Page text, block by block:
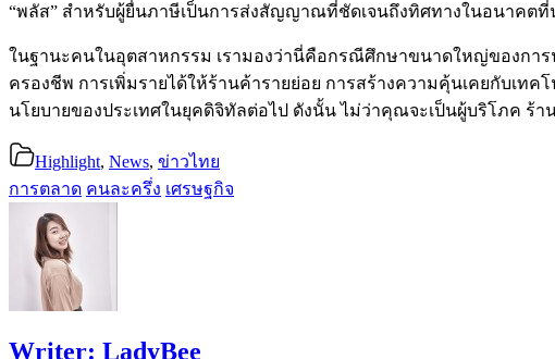
“พลัส” สำหรับผู้ยื่นภาษีเป็นการส่งสัญญาณที่ชัดเจนถึงทิศทางในอนาคตที่
ในฐานะคนในอุตสาหกรรม เรามองว่านี่คือกรณีศึกษาขนาดใหญ่ของการ
ครองชีพ การเพิ่มรายได้ให้ร้านค้ารายย่อย การสร้างความคุ้นเคยกับเ
นโยบายของประเทศในยุคดิจิทัลต่อไป ดังนั้น ไม่ว่าคุณจะเป็นผู้บริโภค
Highlight, News, ข่าวไทย
การตลาด คนละครึ่ง เศรษฐกิจ
Writer: LadyBee